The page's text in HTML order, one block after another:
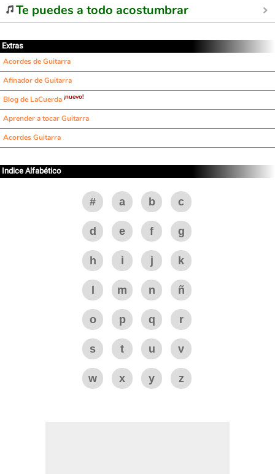
Te puedes a todo acostumbrar
Extras
Acordes de Guitarra
Afinador de Guitarra
Blog de LaCuerda ¡nuevo!
Aprender a tocar Guitarra
Acordes Guitarra
Indice Alfabético
# a b c
d e f g
h i j k
m n ñ
o p q r
s t u v
w x y z